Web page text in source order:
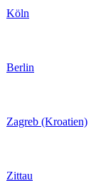
Köln
Berlin
Zagreb (Kroatien)
Zittau